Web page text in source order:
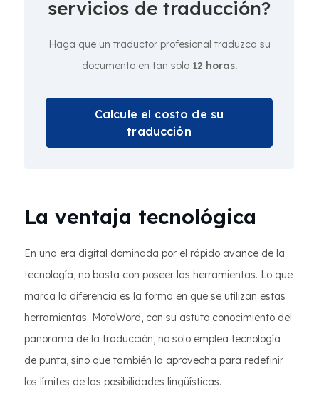
servicios de traducción?
Haga que un traductor profesional traduzca su
documento en tan solo 12 horas.
Calcule el costo de su
traducción
La ventaja tecnológica
En una era digital dominada por el rápido avance de la
tecnología, no basta con poseer las herramientas. Lo que
marca la diferencia es la forma en que se utilizan estas
herramientas. MotaWord, con su astuto conocimiento del
panorama de la traducción, no solo emplea tecnología
de punta, sino que también la aprovecha para redefinir
los límites de las posibilidades lingüísticas.